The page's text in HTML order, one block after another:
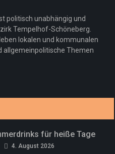
politisch unabhängig und
Tempelhof-Schöneberg.
lokalen und kommunalen
allgemeinpolitische Themen
für heiße Tage
4. August 2026